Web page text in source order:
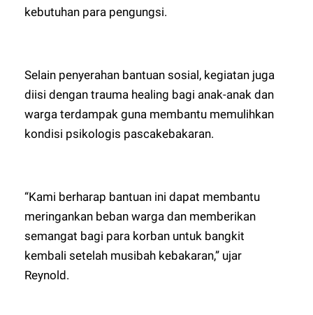
kebutuhan para pengungsi.
Selain penyerahan bantuan sosial, kegiatan juga
diisi dengan trauma healing bagi anak-anak dan
warga terdampak guna membantu memulihkan
kondisi psikologis pascakebakaran.
“Kami berharap bantuan ini dapat membantu
meringankan beban warga dan memberikan
semangat bagi para korban untuk bangkit
kembali setelah musibah kebakaran,” ujar
Reynold.